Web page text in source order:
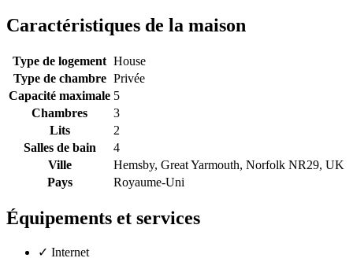
Caractéristiques de la maison
Type de logement House
Type de chambre Privée
Capacité maximale 5
Chambres
3
Lits
2
Salles de bain
4
Ville
Hemsby, Great Yarmouth, Norfolk NR29, UK
Pays
Royaume-Uni
Équipements et services
✓ Internet